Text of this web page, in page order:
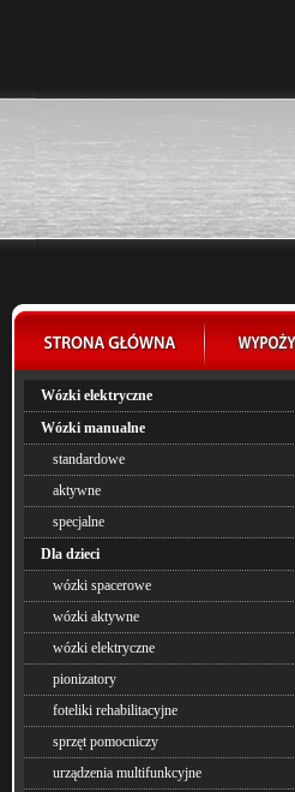
Wózki elektryczne
Wózki manualne
standardowe
aktywne
specjalne
Dla dzieci
wózki spacerowe
wózki aktywne
wózki elektryczne
pionizatory
foteliki rehabilitacyjne
sprzęt pomocniczy
urządzenia multifunkcyjne